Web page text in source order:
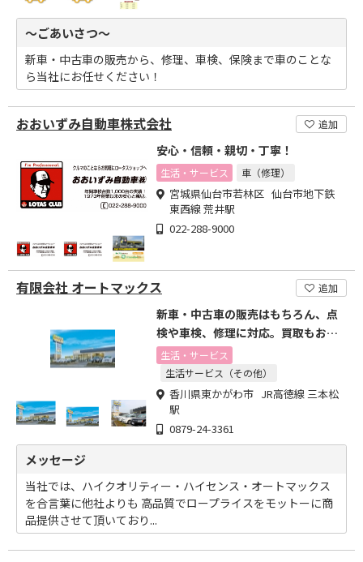
～ごあいさつ～
新車・中古車の販売から、修理、車検、保険まで車のことな
ら当社にお任せください！
おおいずみ自動車株式会社 追加
安心・信頼・親切・丁寧！
生活・サービス 車（修理）
宮城県仙台市若林区 仙台市地下鉄
東西線 荒井駅
022-288-9000
有限会社 オートマックス 追加
新車・中古車の販売はもちろん、点
検や車検、修理に対応。買取もお任
せください！
生活・サービス
生活サービス（その他）
香川県東かがわ市 JR高徳線 三本松
駅
0879-24-3361
メッセージ
当社では、ハイクオリティー・ハイセンス・オートマックス
を合言葉に他社よりも 高品質でロープライスをモットーに商
品提供させて頂いており...